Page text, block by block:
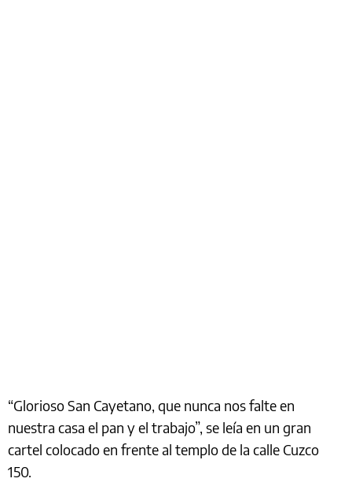
“Glorioso San Cayetano, que nunca nos falte en
nuestra casa el pan y el trabajo”, se leía en un gran
cartel colocado en frente al templo de la calle Cuzco
150.